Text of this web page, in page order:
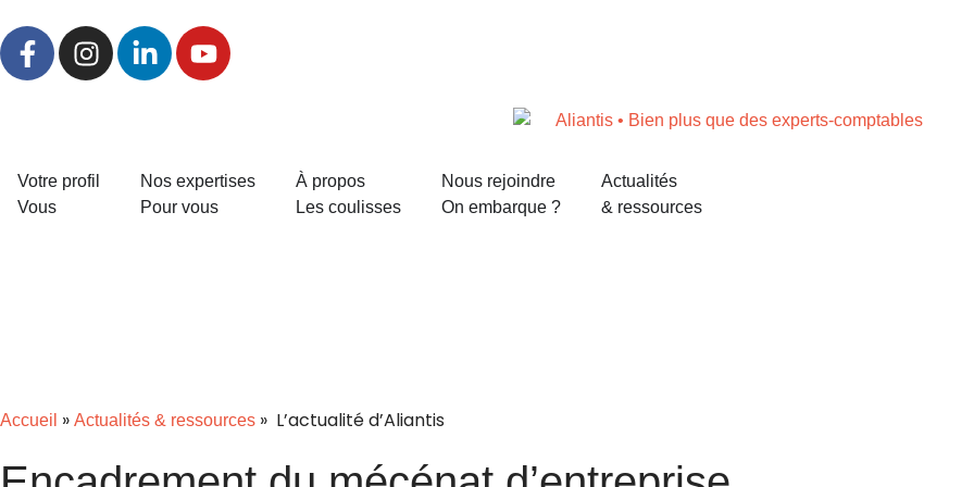
Votre profil
Vous
Nos expertises
Pour vous
À propos
Les coulisses
Nous rejoindre
On embarque ?
Actualités
& ressources
Accueil » Actualités & ressources » L’actualité d’Aliantis